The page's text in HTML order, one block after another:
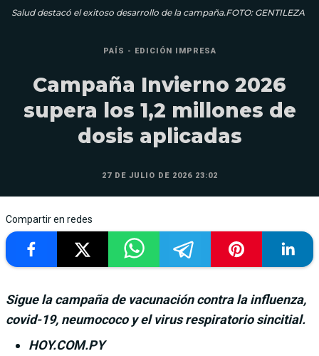
Salud destacó el exitoso desarrollo de la campaña.FOTO: GENTILEZA
PAÍS - EDICIÓN IMPRESA
Campaña Invierno 2026
supera los 1,2 millones de
dosis aplicadas
27 DE JULIO DE 2026 23:02
Compartir en redes
Sigue la campaña de vacunación contra la influenza,
covid-19, neumococo y el virus respiratorio sincitial.
HOY.COM.PY